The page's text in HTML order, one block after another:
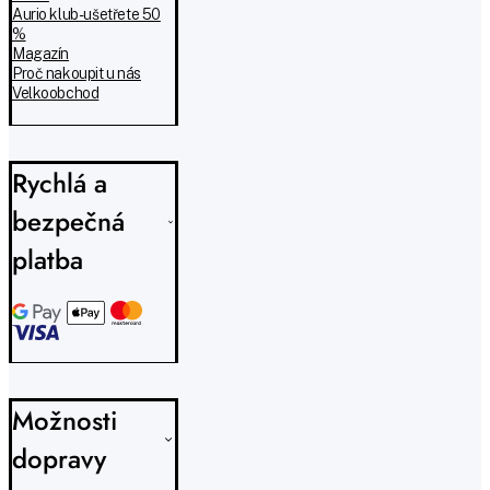
Aurio klub - ušetřete 50
%
Magazín
Proč nakoupit u nás
Velkoobchod
Rychlá a
bezpečná
platba
Možnosti
dopravy